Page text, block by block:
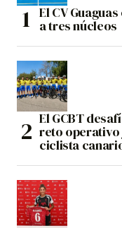
El CV
a tres núcleos
El GCBT
reto operativo
ciclista